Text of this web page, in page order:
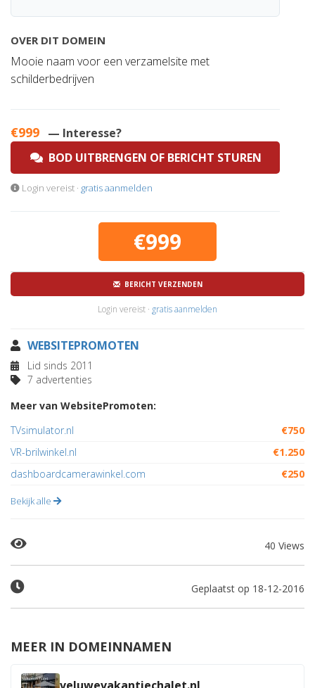
OVER DIT DOMEIN
Mooie naam voor een verzamelsite met
schilderbedrijven
€999 — Interesse?
BOD UITBRENGEN OF BERICHT STUREN
Login vereist · gratis aanmelden
€999
BERICHT VERZENDEN
Login vereist · gratis aanmelden
WEBSITEPROMOTEN
Lid sinds 2011
7 advertenties
Meer van WebsitePromoten:
TVsimulator.nl
€750
VR-brilwinkel.nl
€1.250
dashboardcamerawinkel.com
€250
Bekijk alle
40 Views
Geplaatst op 18-12-2016
MEER IN DOMEINNAMEN
veluwevakantiechalet.nl